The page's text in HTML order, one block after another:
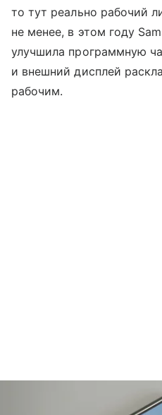
то тут реально рабочий
не менее, в этом году
улучшила программную
и внешний дисплей
рабочим.